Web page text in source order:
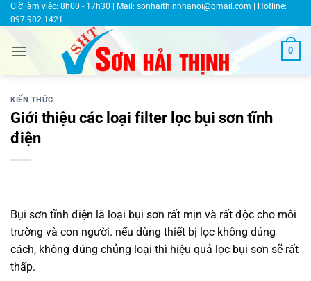
Bỏ
qua
dung
Giờ làm việc: 8h00 - 17h30 | Mail: sonhaithinhhanoi@gmail.com | Hotline:
097.902.1421
0
KIẾN THỨC
Giới thiệu các loại filter lọc bụi sơn tĩnh
điện
Bụi sơn tĩnh điện là loại bụi sơn rất mịn và rất độc cho môi
trường và con người. nếu dùng thiết bị lọc không dúng
cách, không đúng chủng loại thì hiệu quả lọc bụi sơn sẽ rất
thấp.